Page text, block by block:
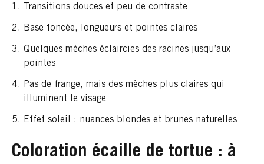
Transitions douces et peu de contraste
Base foncée, longueurs et pointes claires
Quelques mèches éclaircies des racines jusqu’aux
pointes
Pas de frange, mais des mèches plus claires qui
illuminent le visage
Effet soleil : nuances blondes et brunes naturelles
Coloration écaille de tortue : à